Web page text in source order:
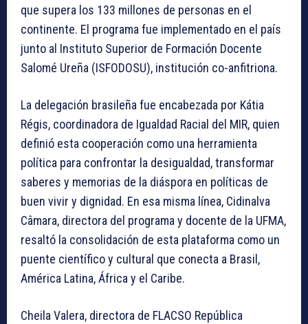
que supera los 133 millones de personas en el
continente. El programa fue implementado en el país
junto al Instituto Superior de Formación Docente
Salomé Ureña (ISFODOSU), institución co-anfitriona.
La delegación brasileña fue encabezada por Kátia
Régis, coordinadora de Igualdad Racial del MIR, quien
definió esta cooperación como una herramienta
política para confrontar la desigualdad, transformar
saberes y memorias de la diáspora en políticas de
buen vivir y dignidad. En esa misma línea, Cidinalva
Câmara, directora del programa y docente de la UFMA,
resaltó la consolidación de esta plataforma como un
puente científico y cultural que conecta a Brasil,
América Latina, África y el Caribe.
Cheila Valera, directora de FLACSO República